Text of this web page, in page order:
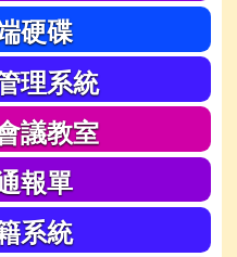
硬碟
理系統
議教室
報單
系統